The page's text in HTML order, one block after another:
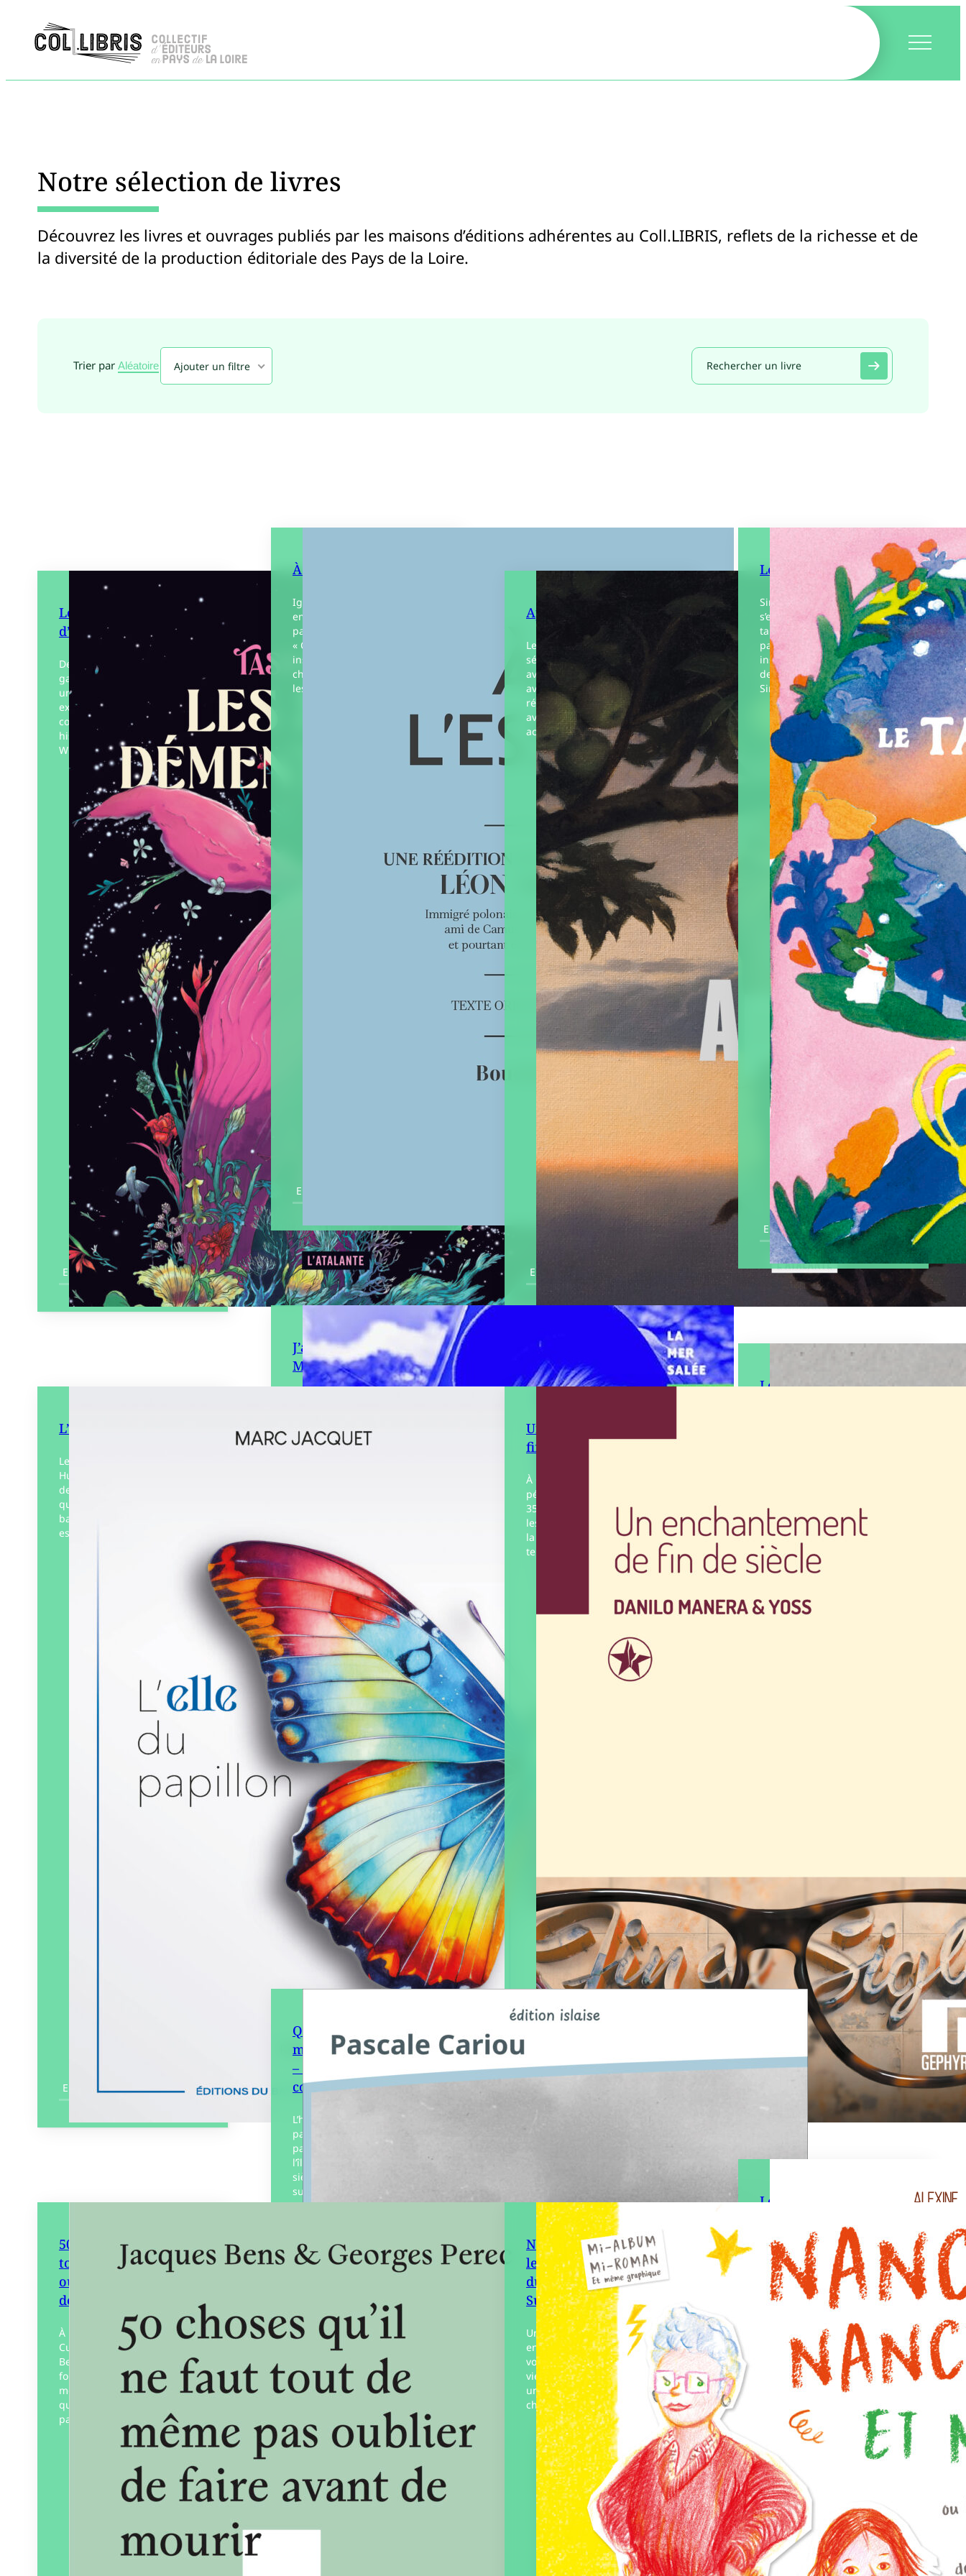
Notre sélection de livres
Découvrez les livres et ouvrages publiés par les maisons d’éditions adhérentes au Coll.LIBRIS, reflets de la richesse et de
la diversité de la production éditoriale des Pays de la Loire.
Trier par Aléatoire Ajouter un filtre
Les Sœurs démentes
d’Esi
Deux sœurs sont les
gardiennes de la baleine-
univers de babel. Elles
explorent ses chambres
cosmiques, se racontent des
histoires et louent la Grande
Wisa – leur créatrice. Pour…
Éditeur :
L’Atalante
Paru le
05/02/2026
En savoir plus
À l’essai
Ignace est embauché comme
emballeur (dans un quelque
part qui ressemble à Oran) au
« Club des convalescents »,
institution américaine
chargée de remettre d’aplomb
les soldats «…
En savoir plus
Appleseed
Le monde avant les
sécheresses incessantes,
avant les incendies sans fin,
avant les nouvelles infections
résistantes aux antibiotiques,
avant la montée des mers
acides, les tornades et les…
Éditeur :
L’Atalante
Paru le
15/02/2024
En savoir plus
Le Tambour
Siméon n’a jamais parlé et ne
s’exprime qu’à l’aide d’un
tambour qui l’accompagne
partout. Alors quand son
instrument disparait, tout
devient compliqué. Une nuit,
Siméon décide de partir…
MeMo
Paru le
22/08/2025
En savoir plus
J’ai 13 ans, le futur ?
Même pas peur !
découvre l’ampleur de la
catastrophe et pleure. Avec
Paru le
05/06/2026
En savoir plus
Les Mots qu’il nous
mots de Jeanne Henin,
exprimant des situations, des
émotions, des…
salée
En savoir plus
L’Elle du papillon
Le pardon, quel repos ! Victor
Hugo. Gabriel est sur le point
de percer un secret de famille
quand une révélation fait
basculer sa vie. Le pardon
est…
En savoir plus
Un enchantement de
fin de siècle
À Cuba, au cours de la «
période spéciale », Esteban,
35 ans, fonctionnaire, croise
les jeunes Laura et Olaf, dont
la trajectoire évolue en même
temps que…
29/10/2025
Quand l’île d’Yeu
mettait la mer en boîte
– Histoire des
conserveries
L’histoire des conserveries fait
partie intégrante du
patrimoine et de l’histoire de
l’île d’Yeu. Durant plus d’un
siècle, beaucoup d’Islais et
surtout d’Islaises y ont
travaillé. Cette activité…
Éditeur :Édition
Islaise
15/07/2025
Les Atlantes – La
Shilo se retrouve confrontée à
des révélations
bouleversantes sur ses
origines. Avec Maëldan , Avel
et Adam, ils s’enfuient à Paris
après avoir découvert la fin de
Éditeur :
ZTL –
Paru le
01/10/2024
50 choses qu’il ne faut
tout de même pas
oublier de faire avant
de mourir
À l’automne 1981, sur France
Culture, l’oulipien Jacques
Bens inaugure une nouvelle
forme d’inventaire qu’il a lui-
même créée, les 50 choses
qu’il ne faut tout de même
pas…
L’Œil
Paru le
Nancy Nance et moi ou
les meilleurs épisodes
du journal de Su
Suzanne
Un album merveilleux qui met
en mots deux héroïnes qui
vont devenir amies pour la
vie. Su Suzanne a 8 ans porte
une salopette verte, aime le
chocolat…
Éditeur :Six
citrons acides
Paru le
20/10/2022